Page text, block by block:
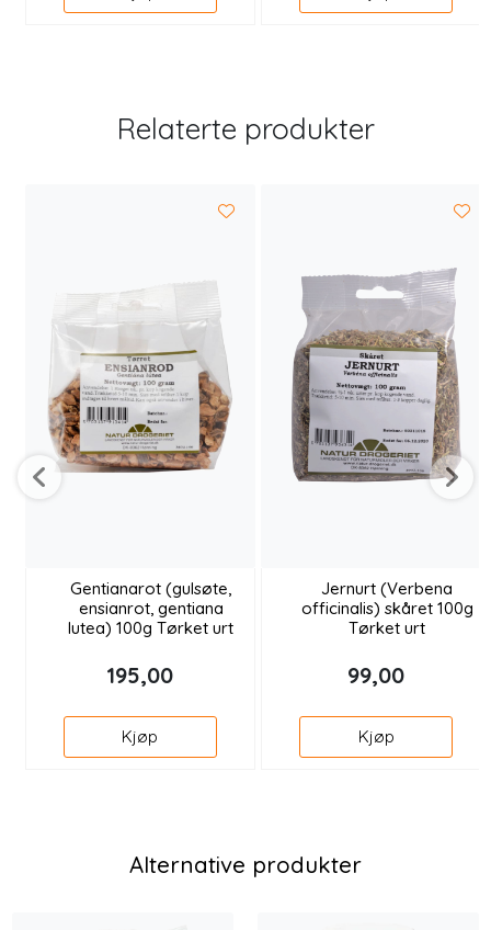
Relaterte produkter
Gentianarot (gulsøte,
ensianrot, gentiana
lutea) 100g Tørket urt
195,00
Kjøp
Jernurt (Verbena
officinalis) skåret 100g
Tørket urt
99,00
Kjøp
Alternative produkter